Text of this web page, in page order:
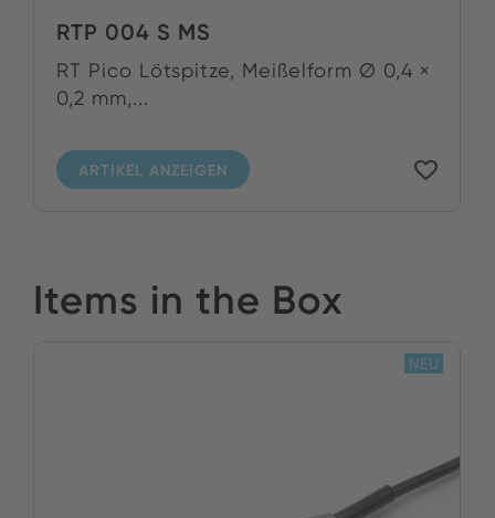
RTP 004 S MS
RT Pico Lötspitze, Meißelform Ø 0,4 ×
0,2 mm,...
ARTIKEL ANZEIGEN
Items in the Box
NEU